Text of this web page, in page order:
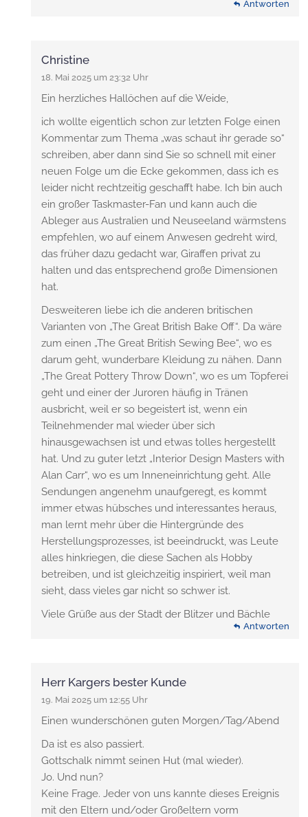
Antworten
Christine
18. Mai 2025 um 23:32 Uhr
Ein herzliches Hallöchen auf die Weide,
ich wollte eigentlich schon zur letzten Folge einen
Kommentar zum Thema „was schaut ihr gerade so“
schreiben, aber dann sind Sie so schnell mit einer
neuen Folge um die Ecke gekommen, dass ich es
leider nicht rechtzeitig geschafft habe. Ich bin auch
ein großer Taskmaster-Fan und kann auch die
Ableger aus Australien und Neuseeland wärmstens
empfehlen, wo auf einem Anwesen gedreht wird,
das früher dazu gedacht war, Giraffen privat zu
halten und das entsprechend große Dimensionen
hat.
Desweiteren liebe ich die anderen britischen
Varianten von „The Great British Bake Off“. Da wäre
zum einen „The Great British Sewing Bee“, wo es
darum geht, wunderbare Kleidung zu nähen. Dann
„The Great Pottery Throw Down“, wo es um Töpferei
geht und einer der Juroren häufig in Tränen
ausbricht, weil er so begeistert ist, wenn ein
Teilnehmender mal wieder über sich
hinausgewachsen ist und etwas tolles hergestellt
hat. Und zu guter letzt „Interior Design Masters with
Alan Carr“, wo es um Inneneinrichtung geht. Alle
Sendungen angenehm unaufgeregt, es kommt
immer etwas hübsches und interessantes heraus,
man lernt mehr über die Hintergründe des
Herstellungsprozesses, ist beeindruckt, was Leute
alles hinkriegen, die diese Sachen als Hobby
betreiben, und ist gleichzeitig inspiriert, weil man
sieht, dass vieles gar nicht so schwer ist.
Viele Grüße aus der Stadt der Blitzer und Bächle
Antworten
Herr Kargers bester Kunde
19. Mai 2025 um 12:55 Uhr
Einen wunderschönen guten Morgen/Tag/Abend
Da ist es also passiert.
Gottschalk nimmt seinen Hut (mal wieder).
Jo. Und nun?
Keine Frage. Jeder von uns kannte dieses Ereignis
mit den Eltern und/oder Großeltern vorm